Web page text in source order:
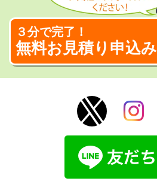
３分で完了！
無料お見積り申込み